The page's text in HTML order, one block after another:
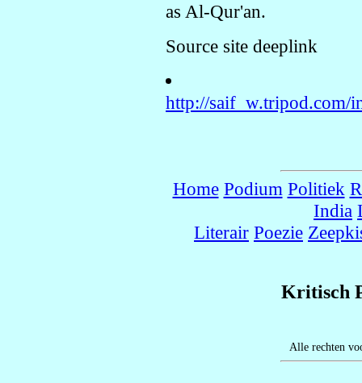
as Al-Qur'an.
Source site deeplink
http://saif_w.tripod.com/
Home Podium Politiek
India
Literair Poezie
Kritisch
Alle rechten